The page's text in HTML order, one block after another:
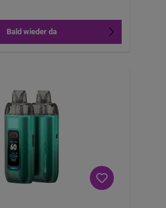
Bald wieder da